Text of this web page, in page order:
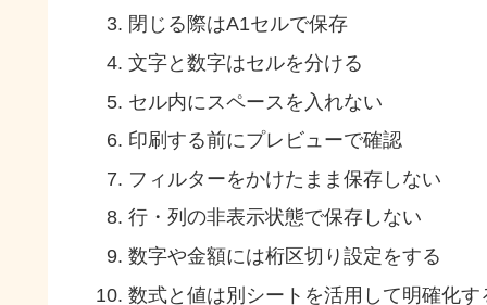
閉じる際はA1セルで保存
文字と数字はセルを分ける
セル内にスペースを入れない
印刷する前にプレビューで確認
フィルターをかけたまま保存しない
行・列の非表示状態で保存しない
数字や金額には桁区切り設定をする
数式と値は別シートを活用して明確化す